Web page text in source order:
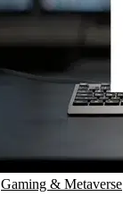
Gaming & Metaverse